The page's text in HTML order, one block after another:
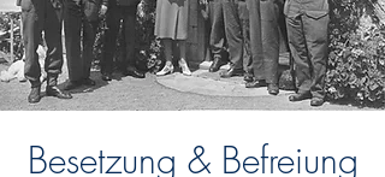
Besetzung & Befreiung